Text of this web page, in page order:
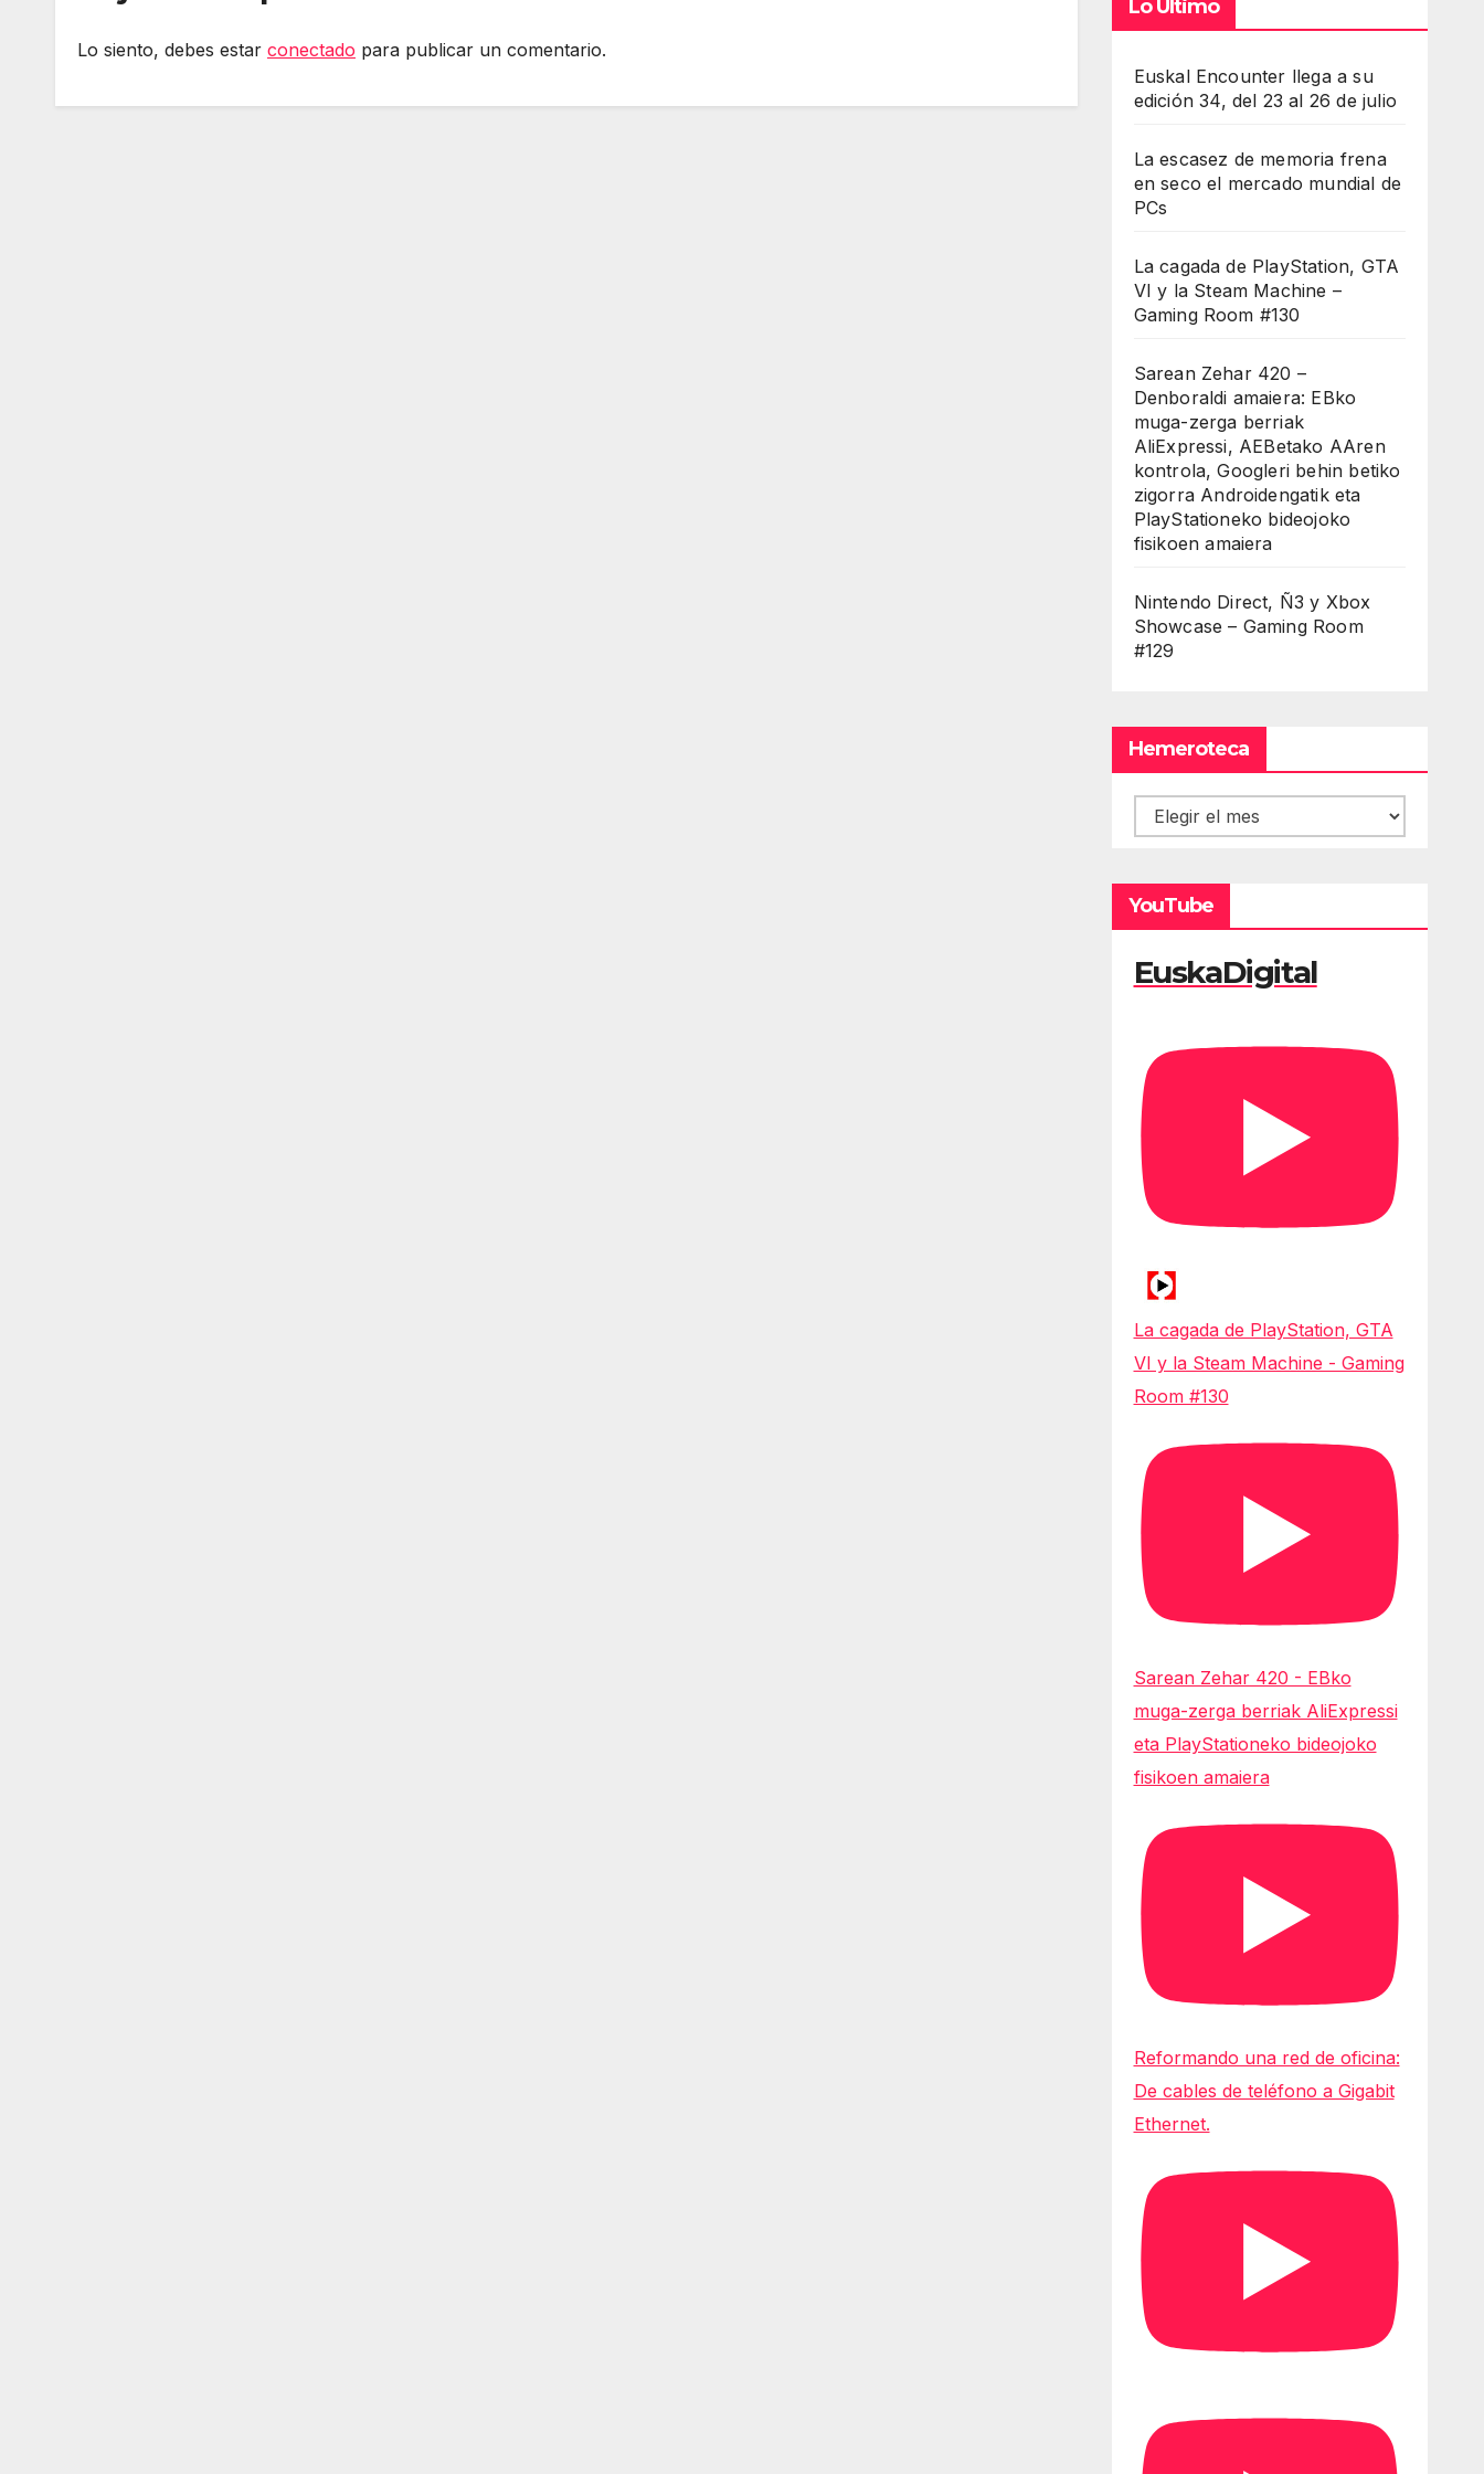
Lo siento, debes estar conectado para publicar un comentario.
Lo Último
Euskal Encounter llega a su
edición 34, del 23 al 26 de julio
La escasez de memoria frena
en seco el mercado mundial de
PCs
La cagada de PlayStation, GTA
VI y la Steam Machine –
Gaming Room #130
Sarean Zehar 420 –
Denboraldi amaiera: EBko
muga-zerga berriak
AliExpressi, AEBetako AAren
kontrola, Googleri behin betiko
zigorra Androidengatik eta
PlayStationeko bideojoko
fisikoen amaiera
Nintendo Direct, Ñ3 y Xbox
Showcase – Gaming Room
#129
Hemeroteca
Hemeroteca
YouTube
EuskaDigital
La cagada de PlayStation, GTA
VI y la Steam Machine - Gaming
Room #130
Sarean Zehar 420 - EBko
muga-zerga berriak AliExpressi
eta PlayStationeko bideojoko
fisikoen amaiera
Reformando una red de oficina:
De cables de teléfono a Gigabit
Ethernet.